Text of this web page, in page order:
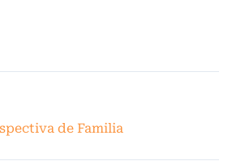
de Familia